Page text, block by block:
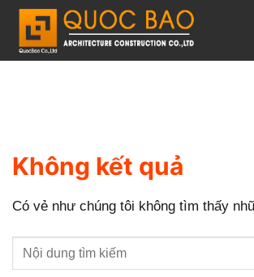
u
Không kết quả
Có vẻ như chúng tôi không tìm thấy